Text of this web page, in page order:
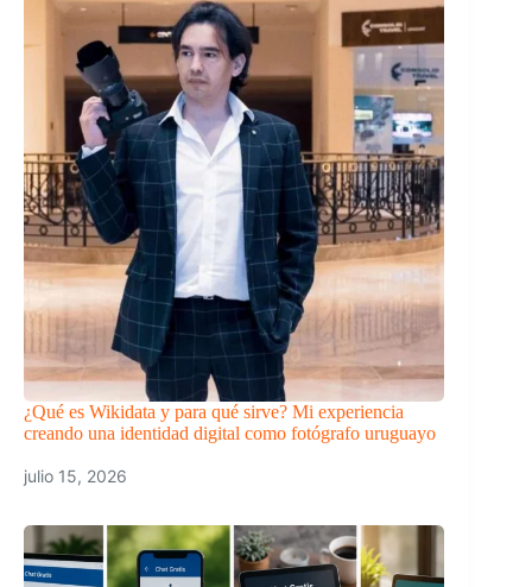
¿Qué es Wikidata y para qué sirve? Mi experiencia
creando una identidad digital como fotógrafo uruguayo
julio 15, 2026